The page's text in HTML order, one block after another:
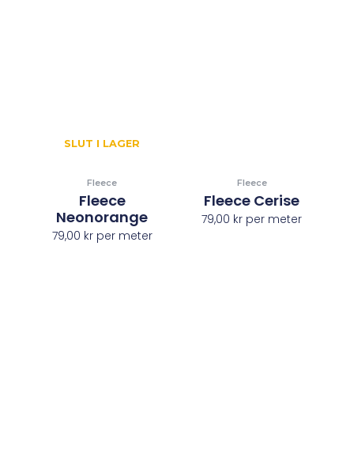
SLUT I LAGER
Fleece
Fleece
Neonorange
79,00 krper meter
Fleece
Fleece Cerise
79,00 kr per meter